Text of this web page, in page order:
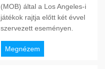
(MOB) által a Los Angeles-i
játékok rajtja előtt két évvel
szervezett eseményen.
Megnézem